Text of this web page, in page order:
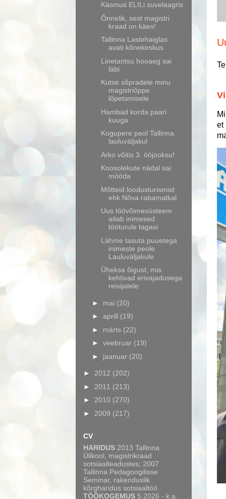
et
Käsmus ELILi suvelaagris
Õnnelik, sest magistri
kraad on käes!
Tallinna Lastehaiglas
avati kõnekeskus
Linetantsu hooaeg sai
läbi
Kutse sõpradele minu
magistriõppe
lõpetamisele
Hambad korda paari
kuuga
Kogupere peol Tallinna
lauluväljakul
Arko võitis 3. ööjooksu!
Koosolekute nädal sai
mööda
Mõtteid loodusturismist
ehk Nõva rabamatkal
Uus töövõimesüsteem
aitab inimesed
tööturule tagasi
Lähme tasuta puuetega
inimeste peole
Lauluväljakule
Üheksa õigust, mis
kehtivad erivajadusega
reisijatele
► mai (20)
► aprill (19)
► märts (22)
► veebruar (19)
► jaanuar (20)
► 2012 (202)
► 2011 (213)
► 2010 (270)
► 2009 (217)
CV
HARIDUS 2013 Tallinna
Ülikool, magistrikraad
sotsiaalteadustes; 2007
Tallinna Pedagoogilisse
Seminar, rakenduslik
kõrgharidus sotsiaaltöö.
TÖÖKOGEMUS 5.2026 - k.a.